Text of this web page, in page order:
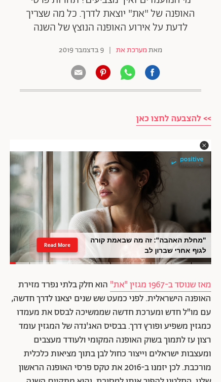
האופנה של "את" יוצאת לדרך. כל מה שצריך
לדעת על אירוע האופנה הנוצץ של השנה
מאתמערכת את | 9 בדצמבר 2019
>> להצבעה לחצו כאן
"מחלת האהבה": זה מה שבאמת קורה
לגוף אחרי שברון לב
Read More
מאז שנוסד ב-1967 מגזין "את"
הוא חלק בלתי נפרד מזירת
האופנה הישראלית. לפני כמעט שש שנים יצאנו לדרך חדשה,
עם מו"ל חדש ומערכת חדשה שממשיכה לבסס את מעמדו
כמגזין משפיע ופורץ דרך. בבסיס האג'נדה של המגזין עומד
רצון עז לתמוך בשוק האופנה המקומי ולעודד מעצבים
ומעצבות ישראלים וייצור כחול לבן בתוך מציאות כלכלית
מורכבת. לכן יזמנו ב-2016 את טקס פרסי האופנה הראשון